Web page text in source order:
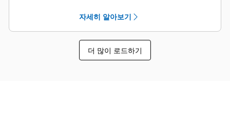
GET를 선택하여 정비 비용을 절감합
할 수 있습니다.
장비에 직접 핀으로 고정할 수 있는 버
킷은 핀 그래버 성능 버킷을 제외한
Cat®핀 그래버 커플러와도 호환됩니
다. 핀 그래버 성능 버킷에는 돌파력을
극대화하는 매립형 핀이 있으므로,
자세히 알아보기
더 많이 로드하기